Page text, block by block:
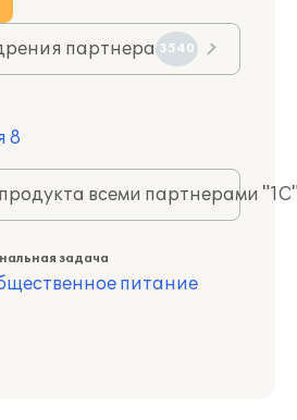
партнера 3540
8
всеми партнерами
задача
питание